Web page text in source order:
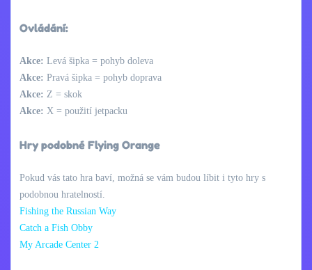
Ovládání:
Akce: Levá šipka = pohyb doleva
Akce: Pravá šipka = pohyb doprava
Akce: Z = skok
Akce: X = použití jetpacku
Hry podobné Flying Orange
Pokud vás tato hra baví, možná se vám budou líbit i tyto hry s
podobnou hratelností.
Fishing the Russian Way
Catch a Fish Obby
My Arcade Center 2